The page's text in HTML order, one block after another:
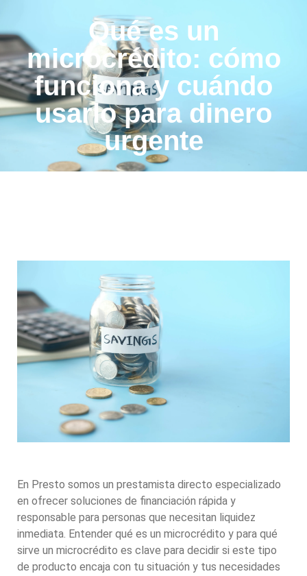
Qué es un
microcrédito: cómo
funciona y cuándo
usarlo para dinero
urgente
En Presto somos un prestamista directo especializado
en ofrecer soluciones de financiación rápida y
responsable para personas que necesitan liquidez
inmediata. Entender qué es un microcrédito y para qué
sirve un microcrédito es clave para decidir si este tipo
de producto encaja con tu situación y tus necesidades